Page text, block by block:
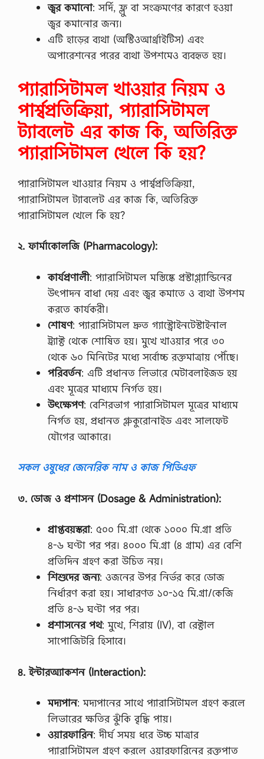
জ্বর কমানো: সর্দি, ফ্লু বা সংক্রমণের কারণে হওয়া
জ্বর কমানোর জন্য।
এটি হাড়ের ব্যথা (অস্টিওআর্থ্রাইটিস) এবং
অপারেশনের পরের ব্যথা উপশমেও ব্যবহৃত হয়।
প্যারাসিটামল খাওয়ার নিয়ম ও
পার্শ্বপ্রতিক্রিয়া, প্যারাসিটামল
ট্যাবলেট এর কাজ কি, অতিরিক্ত
প্যারাসিটামল খেলে কি হয়?
প্যারাসিটামল খাওয়ার নিয়ম ও পার্শ্বপ্রতিক্রিয়া,
প্যারাসিটামল ট্যাবলেট এর কাজ কি, অতিরিক্ত
প্যারাসিটামল খেলে কি হয়?
২.ফার্মাকোলজি(Pharmacology):
কার্যপ্রণালী: প্যারাসিটামল মস্তিষ্কে প্রস্টাগ্ল্যান্ডিনের
উৎপাদন বাধা দেয় এবং জ্বর কমাতে ও ব্যথা উপশম
করতে কার্যকরী।
শোষণ: প্যারাসিটামল দ্রুত গ্যাস্ট্রোইনটেস্টাইনাল
ট্র্যাক্ট থেকে শোষিত হয়। মুখে খাওয়ার পরে ৩০
থেকে ৬০ মিনিটের মধ্যে সর্বোচ্চ রক্তমাত্রায় পৌঁছে।
পরিবর্তন: এটি প্রধানত লিভারে মেটাবলাইজড হয়
এবং মূত্রের মাধ্যমে নির্গত হয়।
উৎক্ষেপণ: বেশিরভাগ প্যারাসিটামল মূত্রের মাধ্যমে
নির্গত হয়, প্রধানত গ্লুকুরোনাইড এবং সালফেট
যৌগের আকারে।
সকল ওষুধের জেনেরিক নাম ও কাজ পিডিএফ
৩. ডোজ ও প্রশাসন(Dosage & Administration):
প্রাপ্তবয়স্করা: ৫০০ মি.গ্রা থেকে ১০০০ মি.গ্রা প্রতি
৪-৬ ঘণ্টা পর পর। ৪০০০ মি.গ্রা (৪ গ্রাম) এর বেশি
প্রতিদিন গ্রহণ করা উচিত নয়।
শিশুদের জন্য: ওজনের উপর নির্ভর করে ডোজ
নির্ধারণ করা হয়। সাধারণত ১০-১৫ মি.গ্রা/কেজি
প্রতি ৪-৬ ঘণ্টা পর পর।
প্রশাসনের পথ: মুখে, শিরায় (IV), বা রেক্টাল
সাপোজিটরি হিসাবে।
৪.ইন্টারঅ্যাকশন(Interaction):
মদ্যপান: মদ্যপানের সাথে প্যারাসিটামল গ্রহণ করলে
লিভারের ক্ষতির ঝুঁকি বৃদ্ধি পায়।
ওয়ারফারিন: দীর্ঘ সময় ধরে উচ্চ মাত্রার
প্যারাসিটামল গ্রহণ করলে ওয়ারফারিনের রক্তপাত